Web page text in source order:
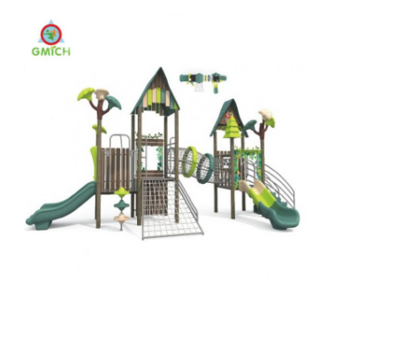
Wielkie zjeżdżalnie
Wyposażenie parku wodnego
Plac zabaw dla wspinaczy
Wyposażenie drewniane do zabaw